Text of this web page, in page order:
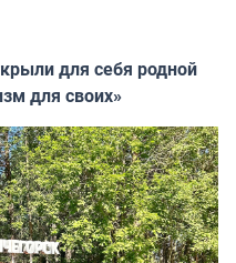
для себя родной
для своих»